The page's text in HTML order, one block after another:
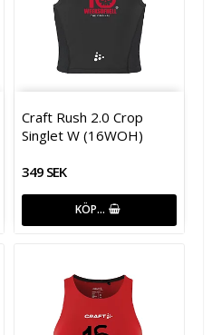
Craft Rush 2.0 Crop
Singlet W (16WOH)
349 SEK
KÖP…